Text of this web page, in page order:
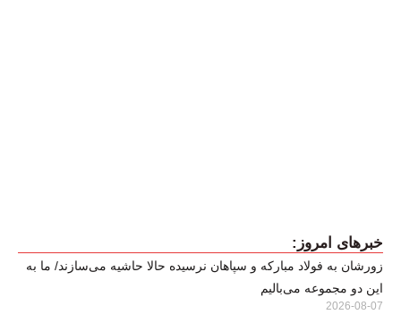
خبرهای امروز:
زورشان به فولاد مبارکه و سپاهان نرسیده حالا حاشیه می‌سازند/ ما به
این دو مجموعه می‌بالیم
2026-08-07